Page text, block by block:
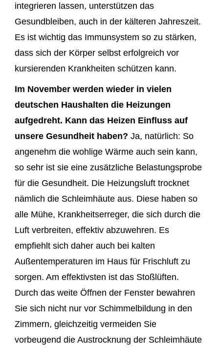
integrieren lassen, unterstützen das
Gesundbleiben, auch in der kälteren Jahreszeit.
Es ist wichtig das Immunsystem so zu stärken,
dass sich der Körper selbst erfolgreich vor
kursierenden Krankheiten schützen kann.
Im November werden wieder in vielen
deutschen Haushalten die Heizungen
aufgedreht. Kann das Heizen Einfluss auf
unsere Gesundheit haben? Ja, natürlich: So
angenehm die wohlige Wärme auch sein kann,
so sehr ist sie eine zusätzliche Belastungsprobe
für die Gesundheit. Die Heizungsluft trocknet
nämlich die Schleimhäute aus. Diese haben so
alle Mühe, Krankheitserreger, die sich durch die
Luft verbreiten, effektiv abzuwehren. Es
empfiehlt sich daher auch bei kalten
Außentemperaturen im Haus für Frischluft zu
sorgen. Am effektivsten ist das Stoßlüften.
Durch das weite Öffnen der Fenster bewahren
Sie sich nicht nur vor Schimmelbildung in den
Zimmern, gleichzeitig vermeiden Sie
vorbeugend die Austrocknung der Schleimhäute